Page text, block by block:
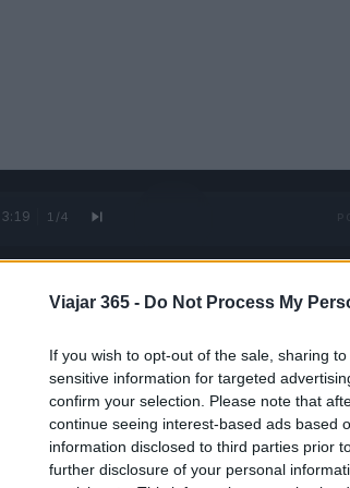
Viajar 365 - Do Not Process My
If you wish to opt-out of the sale, sharing
sensitive information for targeted
confirm your selection. Please note that
continue seeing interest-based ads based
information disclosed to third parties prior
further disclosure of your personal
1 /4
de verano es Cerdeña. Pero la
qué lugares debe elegir? ¡Aquí le